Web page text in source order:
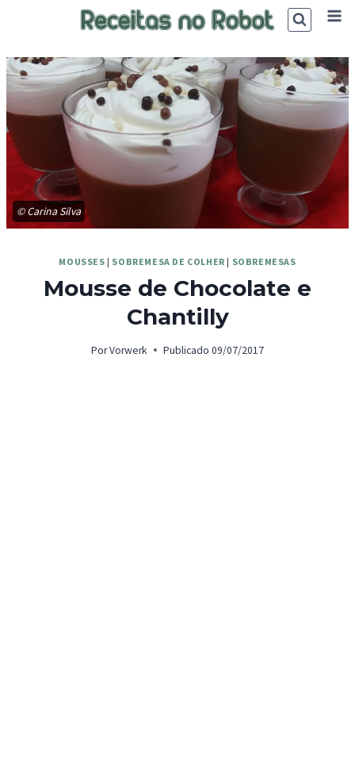
© Carina Silva
MOUSSES | SOBREMESA DE COLHER | SOBREMESAS
Mousse de Chocolate e
Chantilly
PorVorwerk Publicado 09/07/2017